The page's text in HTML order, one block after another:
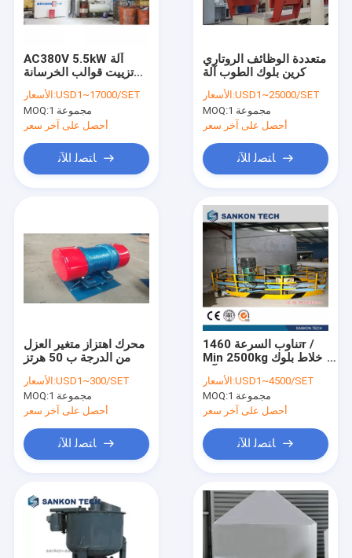
اتصل بنا
آلة بلوك AAC
آلة قطع بلوك AAC
آلة تصنيع بلوك الخرسانة الأوتوماتيكية
آلة الطوب AAC
آلة لوحة الجدار خفيفة الوزن
خط إنتاج الخرسانة المعقمة بالبخار المضغوط
آلة بلوك الطوب
آلة تصنيع بلوك الخرسانة المتنقلة
آلة تقليب آلة AAC
AC380V 5.5kW آلة
تزييت قوالب الخرسانة
الخلوية
الأسعار:USD1~17000/SET
MOQ:
1 مجموعة
أحصل على آخر سعر
ﺎﺘﺼﻟ ﺍﻶﻧ
متعددة الوظائف الروتاري
كرين بلوك الطوب آلة
الأسعار:USD1~25000/SET
MOQ:
1 مجموعة
أحصل على آخر سعر
ﺎﺘﺼﻟ ﺍﻶﻧ
محرك اهتزاز متغير العزل
من الدرجة ب 50 هرتز
الأسعار:USD1~300/SET
MOQ:
1 مجموعة
أحصل على آخر سعر
ﺎﺘﺼﻟ ﺍﻶﻧ
تناوب السرعة 1460r /
Min 2500kg خلاط بلوك
الأسعار:USD1~4500/SET
MOQ:
1 مجموعة
أحصل على آخر سعر
ﺎﺘﺼﻟ ﺍﻶﻧ